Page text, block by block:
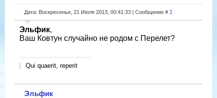
Дата: Воскресенье, 21 Июля 2013, 00:41:33 | Сообщение # 2
Эльфик,
Ваш Ковтун случайно не родом с Перелет?
Qui quaerit, reperit
Эльфик